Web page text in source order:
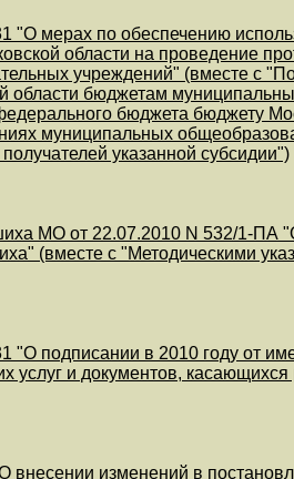
мерах по обеспечению
области на проведение
учреждений" (вместе с
области бюджетам
бюджета бюджету
муниципальных
указанной субсидии")
МО от 22.07.2010 N 532/1-ПА
(вместе с "Методическими
подписании в 2010 году от
услуг и документов,
изменений в